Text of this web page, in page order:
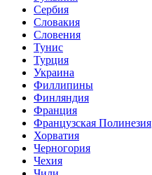
Сербия
Словакия
Словения
Тунис
Турция
Украина
Филлипины
Финляндия
Франция
Французская Полинезия
Хорватия
Черногория
Чехия